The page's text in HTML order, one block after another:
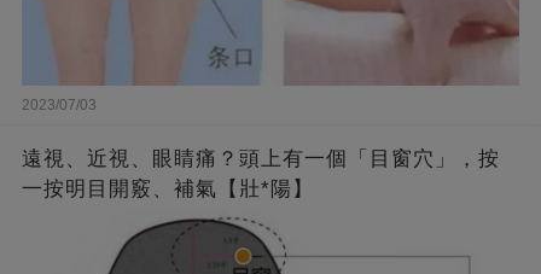
2023/07/03
遠視、近視、眼睛痛？頭上有一個「目窗穴」，按
一按明目開竅、補氣【壯*陽】